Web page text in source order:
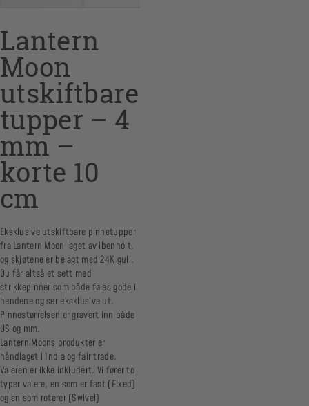
Lantern
Moon
utskiftbare
tupper – 4
mm –
korte 10
cm
Eksklusive utskiftbare pinnetupper
fra Lantern Moon laget av ibenholt,
og skjøtene er belagt med 24K gull.
Du får altså et sett med
strikkepinner som både føles gode i
hendene og ser eksklusive ut.
Pinnestørrelsen er gravert inn både
US og mm.
Lantern Moons produkter er
håndlaget i India og fair trade.
Vaieren er ikke inkludert. Vi fører to
typer vaiere, en som er fast (Fixed)
og en som roterer (Swivel)